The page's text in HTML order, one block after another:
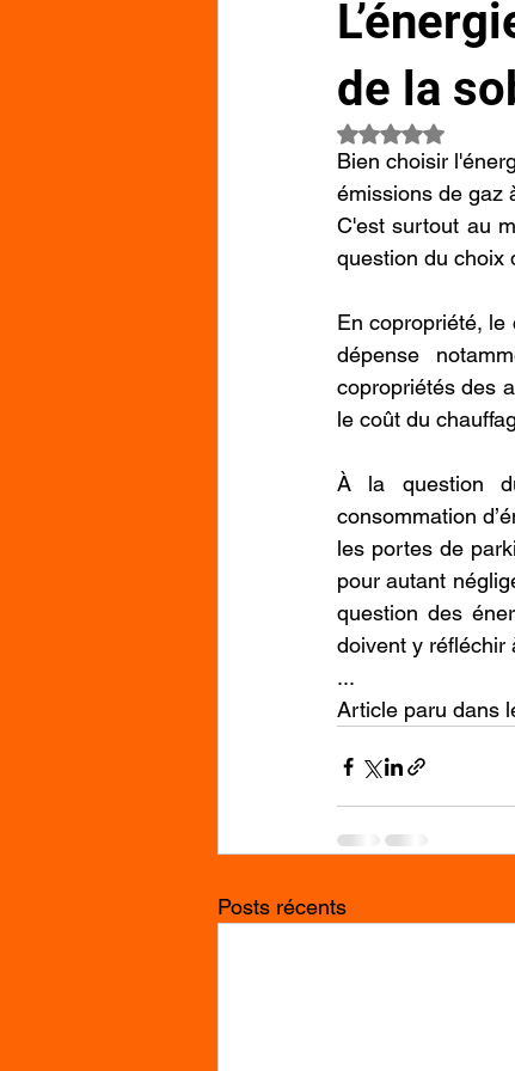
de la
Noté NaN
Bien choisir
émissions de gaz
C'est surtout au
question du choix
En copropriété, le
dépense
copropriétés des
le coût du
À la question
consommation
les portes de
pour autant
question des
doivent y réfléchir
...
Article paru dans
Posts récents